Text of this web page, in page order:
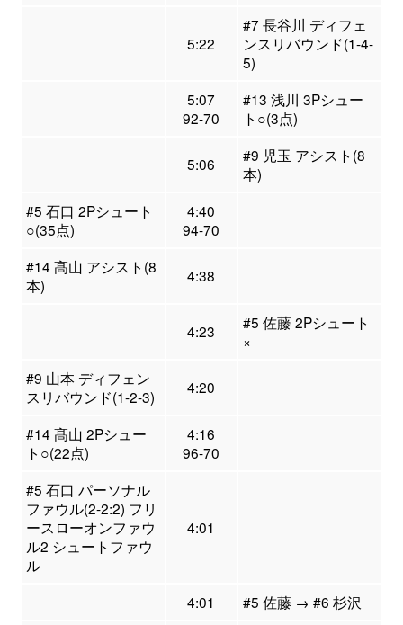
5:22
#7 長谷川 ディフェ
ンスリバウンド(1-4-
5)
5:07
92-70
#13 浅川 3Pシュー
ト○(3点)
5:06
#9 児玉 アシスト(8
本)
#5 石口 2Pシュート
○(35点)
4:40
94-70
#14 髙山 アシスト(8
本)
4:38
4:23
#5 佐藤 2Pシュート
×
#9 山本 ディフェン
スリバウンド(1-2-3)
4:20
#14 髙山 2Pシュー
ト○(22点)
4:16
96-70
#5 石口 パーソナル
ファウル(2-2:2) フリ
ースローオンファウ
ル2 シュートファウ
ル
4:01
4:01
#5 佐藤 → #6 杉沢